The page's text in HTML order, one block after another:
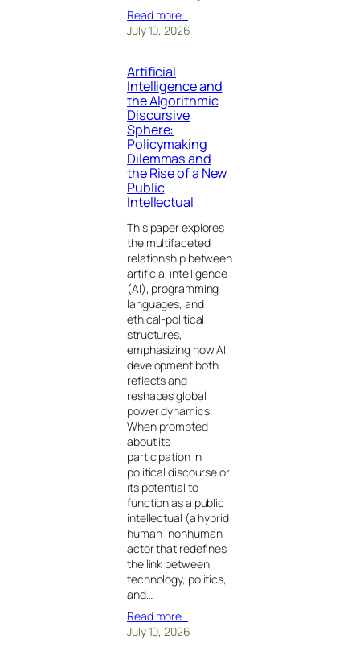
Read more…
July 10, 2026
Artificial
Intelligence and
the Algorithmic
Discursive
Sphere:
Policymaking
Dilemmas and
the Rise of a New
Public
Intellectual
This paper explores
the multifaceted
relationship between
artificial intelligence
(AI), programming
languages, and
ethical-political
structures,
emphasizing how AI
development both
reflects and
reshapes global
power dynamics.
When prompted
about its
participation in
political discourse or
its potential to
function as a public
intellectual (a hybrid
human–nonhuman
actor that redefines
the link between
technology, politics,
and…
Read more…
July 10, 2026